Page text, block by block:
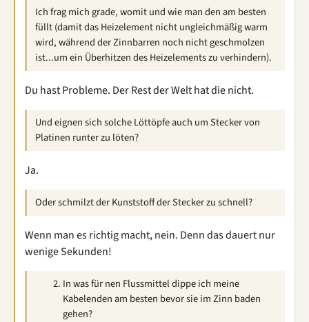
Ich frag mich grade, womit und wie man den am besten
füllt (damit das Heizelement nicht ungleichmäßig warm
wird, während der Zinnbarren noch nicht geschmolzen
ist...um ein Überhitzen des Heizelements zu verhindern).
Du hast Probleme. Der Rest der Welt hat die nicht.
Und eignen sich solche Löttöpfe auch um Stecker von
Platinen runter zu löten?
Ja.
Oder schmilzt der Kunststoff der Stecker zu schnell?
Wenn man es richtig macht, nein. Denn das dauert nur
wenige Sekunden!
In was für nen Flussmittel dippe ich meine
Kabelenden am besten bevor sie im Zinn baden
gehen?